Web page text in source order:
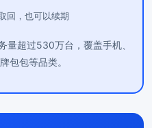
回，也可以续期
量超过530万台，覆盖手机、
包包等品类。